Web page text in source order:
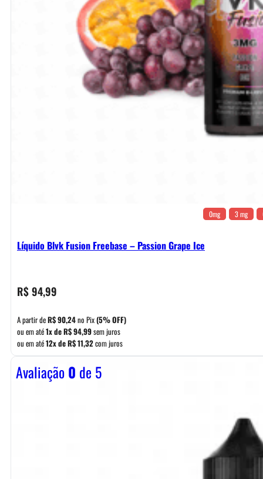
0mg 3 mg
Líquido Blvk Fusion Freebase – Passion Grape Ice
R$94,99
A partir deR$90,24no Pix(5% OFF)
ou em até1x deR$94,99sem juros
ou em até12x deR$11,32com juros
Avaliação0 de 5